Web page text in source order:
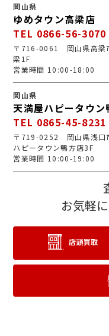
岡山県
ゆめタウン高梁店
TEL 0866-56-3070
〒716-0061 岡山県高梁
梁1F
営業時間 10:00-18:00
岡山県
天満屋ハピータウン
TEL 0865-45-8231
〒719-0252 岡山県浅口
ハピータウン鴨方店3F
営業時間 10:00-19:00
お気軽
店頭買取